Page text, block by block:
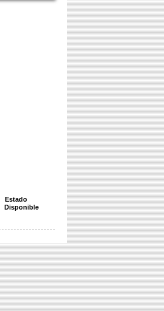
Estado
Disponible